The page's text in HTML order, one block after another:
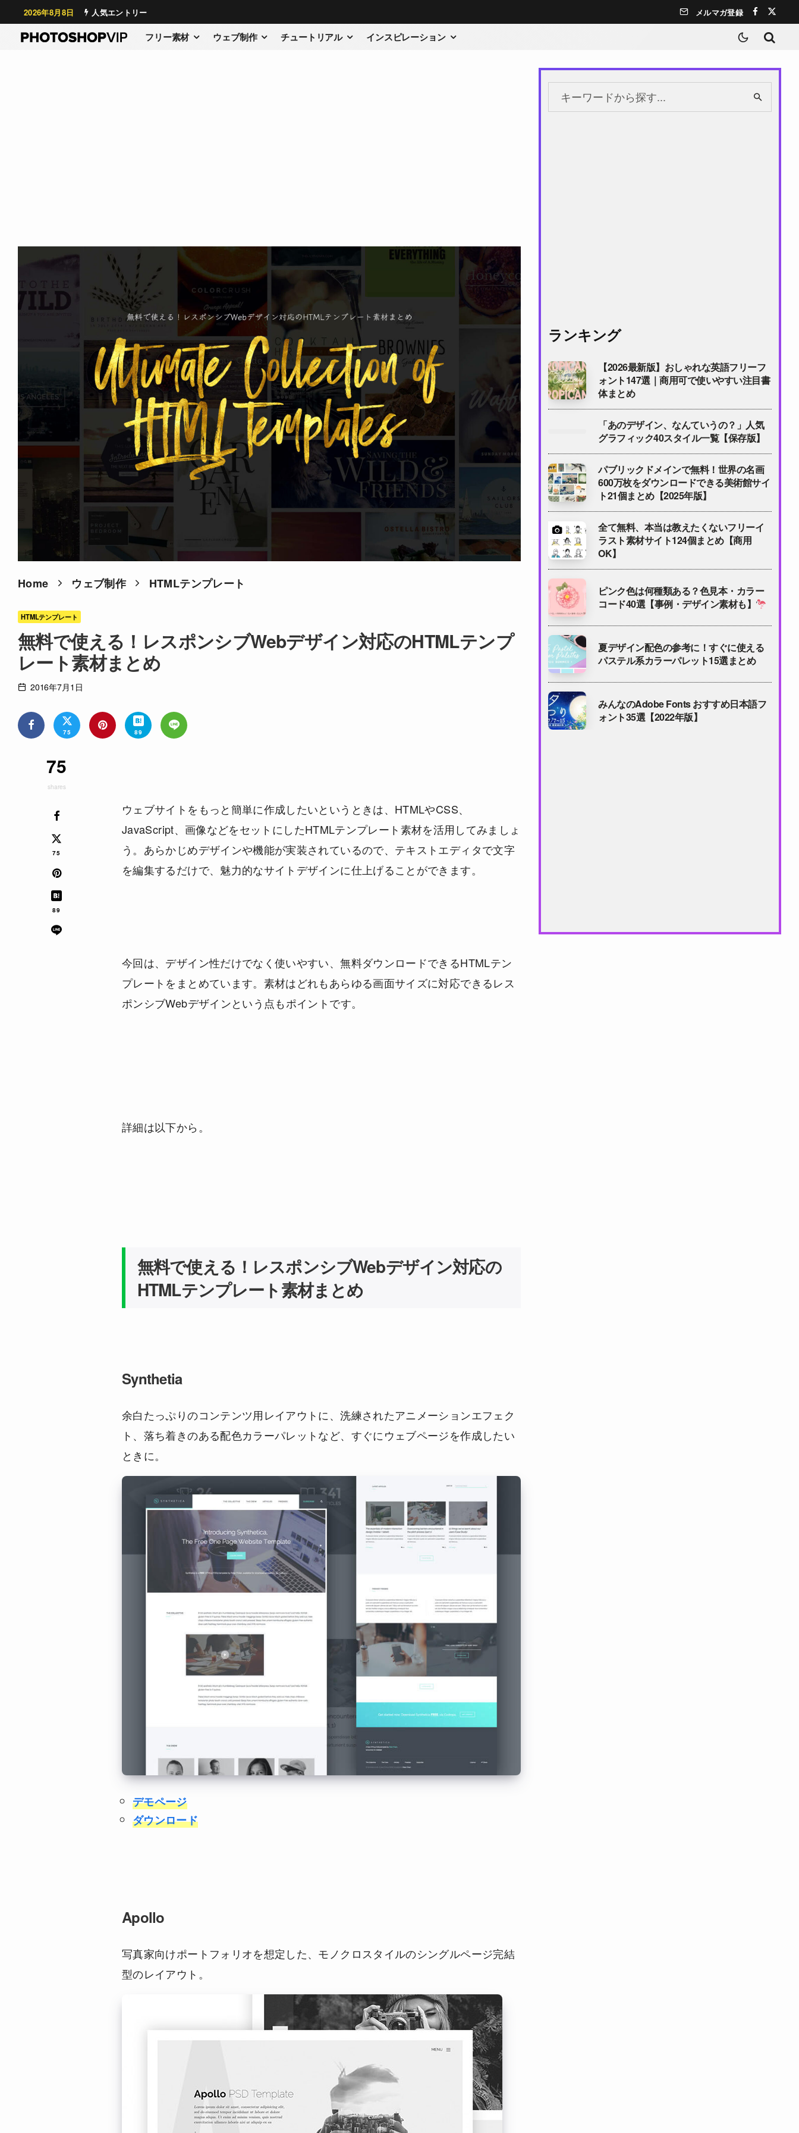
2026年8月8日 人気エントリー メルマガ登録
フリー素材 ウェブ制作 チュートリアル インスピレーション
Home ウェブ制作 HTMLテンプレート
HTMLテンプレート
無料で使える！レスポンシブWebデザイン対応のHTMLテンプ
レート素材まとめ
2016年7月1日
75 89
75
shares
75
89
ウェブサイトをもっと簡単に作成したいというときは、HTMLやCSS、
JavaScript、画像などをセットにしたHTMLテンプレート素材を活用してみましょ
う。あらかじめデザインや機能が実装されているので、テキストエディタで文字
を編集するだけで、魅力的なサイトデザインに仕上げることができます。
今回は、デザイン性だけでなく使いやすい、無料ダウンロードできるHTMLテン
プレートをまとめています。素材はどれもあらゆる画面サイズに対応できるレス
ポンシブWebデザインという点もポイントです。
詳細は以下から。
無料で使える！レスポンシブWebデザイン対応の
HTMLテンプレート素材まとめ
Synthetia
余白たっぷりのコンテンツ用レイアウトに、洗練されたアニメーションエフェク
ト、落ち着きのある配色カラーパレットなど、すぐにウェブページを作成したい
ときに。
デモページ
ダウンロード
Apollo
写真家向けポートフォリオを想定した、モノクロスタイルのシングルページ完結
型のレイアウト。
ランキング
【2026最新版】おしゃれな英語フリーフ
ォント147選｜商用可で使いやすい注目書
体まとめ
「あのデザイン、なんていうの？」人気
グラフィック40スタイル一覧【保存版】
パブリックドメインで無料！世界の名画
600万枚をダウンロードできる美術館サイ
ト21個まとめ【2025年版】
全て無料、本当は教えたくないフリーイ
ラスト素材サイト124個まとめ【商用
OK】
ピンク色は何種類ある？色見本・カラー
コード40選【事例・デザイン素材も】
夏デザイン配色の参考に！すぐに使える
パステル系カラーパレット15選まとめ
みんなのAdobe Fonts おすすめ日本語フ
ォント35選【2022年版】